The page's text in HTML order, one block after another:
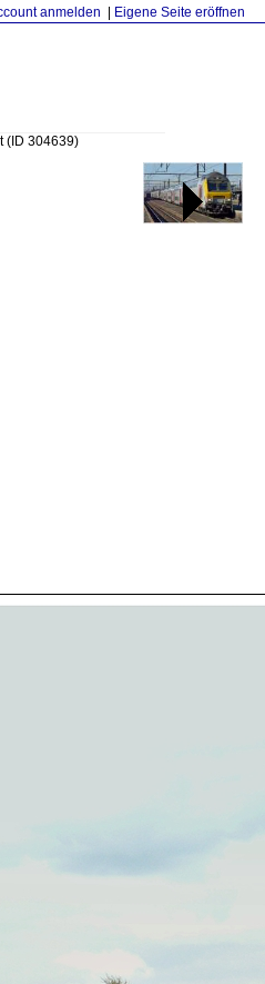
anmelden Eigene Seite eröffnen
(ID 304639)